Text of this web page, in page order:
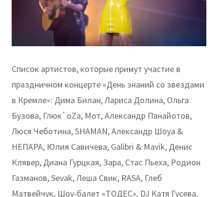
Список артистов, которые примут участие в
праздничном концерте «День знаний со звездами
в Кремле»: Дима Билан, Лариса Долина, Ольга
Бузова, Глюк`оZа, Мот, Александр Панайотов,
Люся Чеботина, SHAMAN, Александр Шоуа &
НЕПАРА, Юлия Савичева, Galibri & Mavik, Денис
Клявер, Диана Гурцкая, Зара, Стас Пьеха, Родион
Газманов, Sevak, Леша Свик, RASA, Глеб
Матвейчук, Шоу-балет «ТОДЕС», DJ Катя Гусева,